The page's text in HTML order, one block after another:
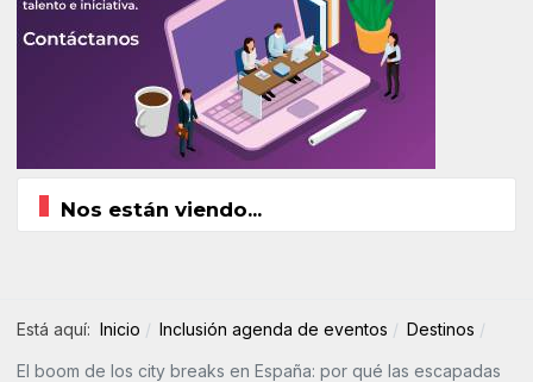
Nos están viendo...
Está aquí: Inicio Inclusión agenda de eventos Destinos
El boom de los city breaks en España: por qué las escapadas